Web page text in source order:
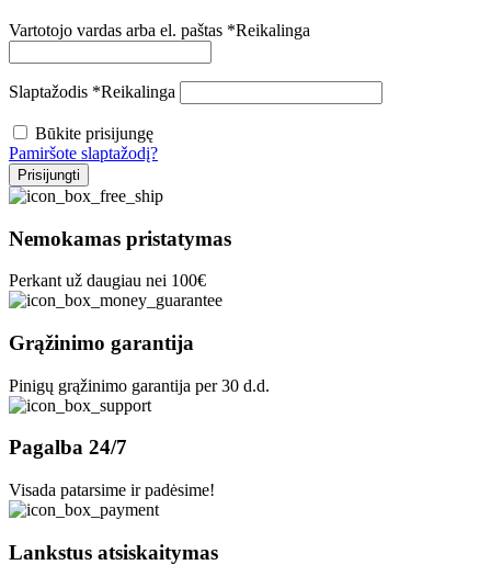
Vartotojo vardas arba el. paštas *Reikalinga
Slaptažodis *Reikalinga
Būkite prisijungę
Pamiršote slaptažodį?
Prisijungti
Nemokamas pristatymas
Perkant už daugiau nei 100€
Grąžinimo garantija
Pinigų grąžinimo garantija per 30 d.d.
Pagalba 24/7
Visada patarsime ir padėsime!
Lankstus atsiskaitymas